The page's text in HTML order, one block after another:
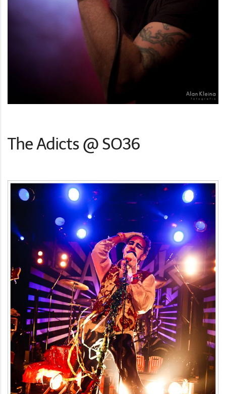
The Adicts @ SO36